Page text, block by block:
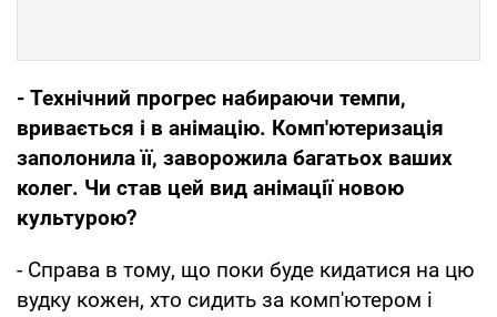
- Технічний прогрес набираючи темпи,
вривається і в анімацію. Комп'ютеризація
заполонила її, заворожила багатьох ваших
колег. Чи став цей вид анімації новою
культурою?
- Справа в тому, що поки буде кидатися на цю
вудку кожен, хто сидить за комп'ютером і